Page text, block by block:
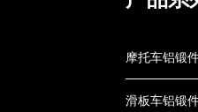
摩托车铝锻
滑板车铝锻